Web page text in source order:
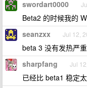
swordart0000
Beta2 的时候我的
seanzxx Jul 12,
beta 3 没有发热严
sharpfang Jul
已经比 beta1 稳定